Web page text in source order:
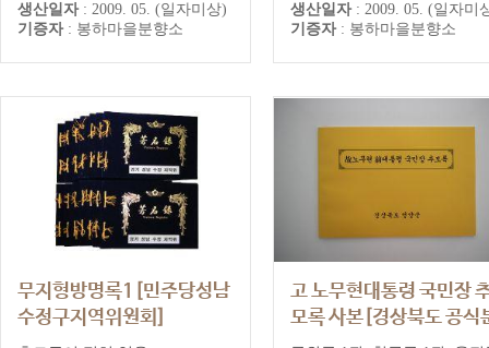
생산일자 : 2009. 05. (일자미상)
기증자 : 봉하마을분향소
생산일자 : 2009. 05. (일자미
기증자 : 봉하마을분향소
무지형방명록1[민주당성남
수정구지역위원회]
민주당성남 수정구지역위원회 추
고 노무현대통령 국민장
모록 사본[경상북도 공식
향소]